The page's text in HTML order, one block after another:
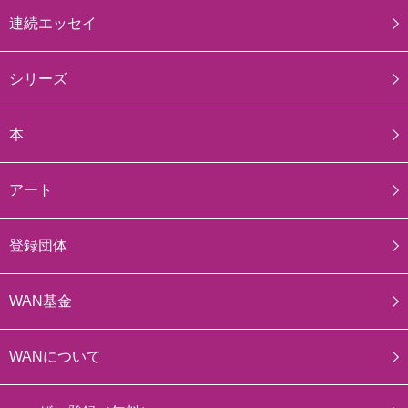
連続エッセイ
シリーズ
本
アート
登録団体
WAN基金
WANについて